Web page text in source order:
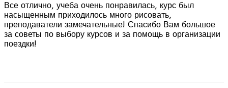
Все отлично, учеба очень понравилась, курс был
насыщенным приходилось много рисовать,
преподаватели замечательные! Спасибо Вам большое
за советы по выбору курсов и за помощь в организации
поездки!